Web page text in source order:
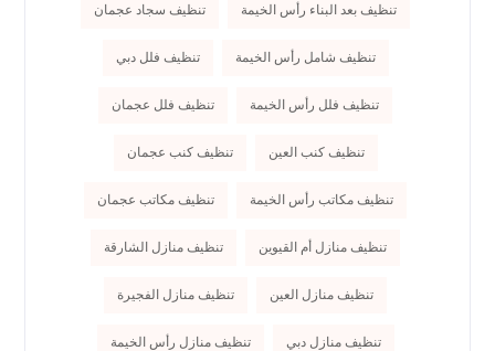
تنظيف بعد البناء رأس الخيمة تنظيف سجاد عجمان
تنظيف شامل رأس الخيمة تنظيف فلل دبي
تنظيف فلل رأس الخيمة تنظيف فلل عجمان
تنظيف كنب العين تنظيف كنب عجمان
تنظيف مكاتب رأس الخيمة تنظيف مكاتب عجمان
تنظيف منازل أم القيوين تنظيف منازل الشارقة
تنظيف منازل العين تنظيف منازل الفجيرة
تنظيف منازل دبي تنظيف منازل رأس الخيمة